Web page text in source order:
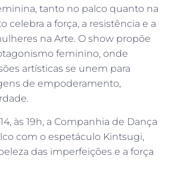
tanto no palco quanto na
celebra a força, a resistência e a
na Arte. O show propõe
feminino, onde
artísticas se unem para
de empoderamento,
às 19h, a Companhia de Dança
com o espetáculo Kintsugi,
das imperfeições e a força